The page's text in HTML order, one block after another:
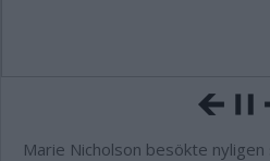
Marie Nicholson besökte